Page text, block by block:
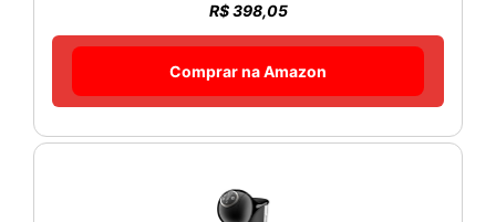
R$ 398,05
Comprar na Amazon